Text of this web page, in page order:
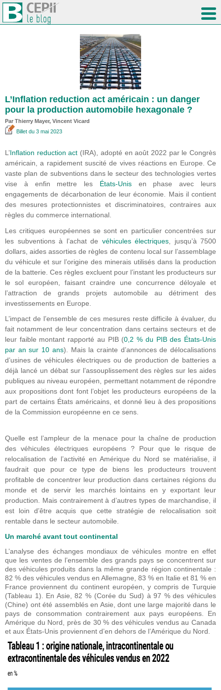
L’Inflation reduction act américain : un danger
pour la production automobile hexagonale ?
Par Thierry Mayer, Vincent Vicard
Billet du 3 mai 2023
L’Inflation reduction act (IRA), adopté en août 2022 par le Congrès
américain, a rapidement suscité de vives réactions en Europe. Ce
vaste plan de subventions dans le secteur des technologies vertes
vise à enfin mettre les États-Unisen phase avec leurs
engagements de décarbonation de leur économie. Mais il contient
des mesures protectionnistes et discriminatoires, contraires aux
règles du commerce international.
Les critiques européennes se sont en particulier concentrées sur
les subventions à l’achat de véhicules électriques , jusqu’à 7500
dollars, aides assorties de règles de contenu local sur l’assemblage
du véhicule et sur l’origine des minerais utilisés dans la production
de la batterie. Ces règles excluent pour l’instant les producteurs sur
le sol européen, faisant craindre une concurrence déloyale et
l’attraction de grands projets automobile au détriment des
investissements en Europe.
L’impact de l’ensemble de ces mesures reste difficile à évaluer, du
fait notamment de leur concentration dans certains secteurs et de
leur faible montant rapporté au PIB (0,2 % du PIB des États-Unis
par an sur 10 ans). Mais la crainte d’annonces de délocalisations
d’usines de véhicules électriques ou de production de batteries a
déjà lancé un débat sur l’assouplissement des règles sur les aides
publiques au niveau européen, permettant notamment de répondre
aux propositions dont font l’objet les producteurs européens de la
part de certains États américains, et donné lieu à des propositions
de la Commission européenne en ce sens.
Quelle est l’ampleur de la menace pour la chaîne de production
des véhicules électriques européens ? Pour que le risque de
relocalisation de l’activité en Amérique du Nord se matérialise, il
faudrait que pour ce type de biens les producteurs trouvent
profitable de concentrer leur production dans certaines régions du
monde et de servir les marchés lointains en y exportant leur
production. Mais contrairement à d’autres types de marchandise, il
est loin d’être acquis que cette stratégie de relocalisation soit
rentable dans le secteur automobile.
Un marché avant tout continental
L’analyse des échanges mondiaux de véhicules montre en effet
que les ventes de l’ensemble des grands pays se concentrent sur
des véhicules produits dans la même grande région continentale :
82 % des véhicules vendus en Allemagne, 83 % en Italie et 81 % en
France proviennent du continent européen, y compris de Turquie
(Tableau 1). En Asie, 82 % (Corée du Sud) à 97 % des véhicules
(Chine) ont été assemblés en Asie, dont une large majorité dans le
pays de consommation contrairement aux pays européens. En
Amérique du Nord, près de 30 % des véhicules vendus au Canada
et aux États-Unis proviennent d’en dehors de l’Amérique du Nord.